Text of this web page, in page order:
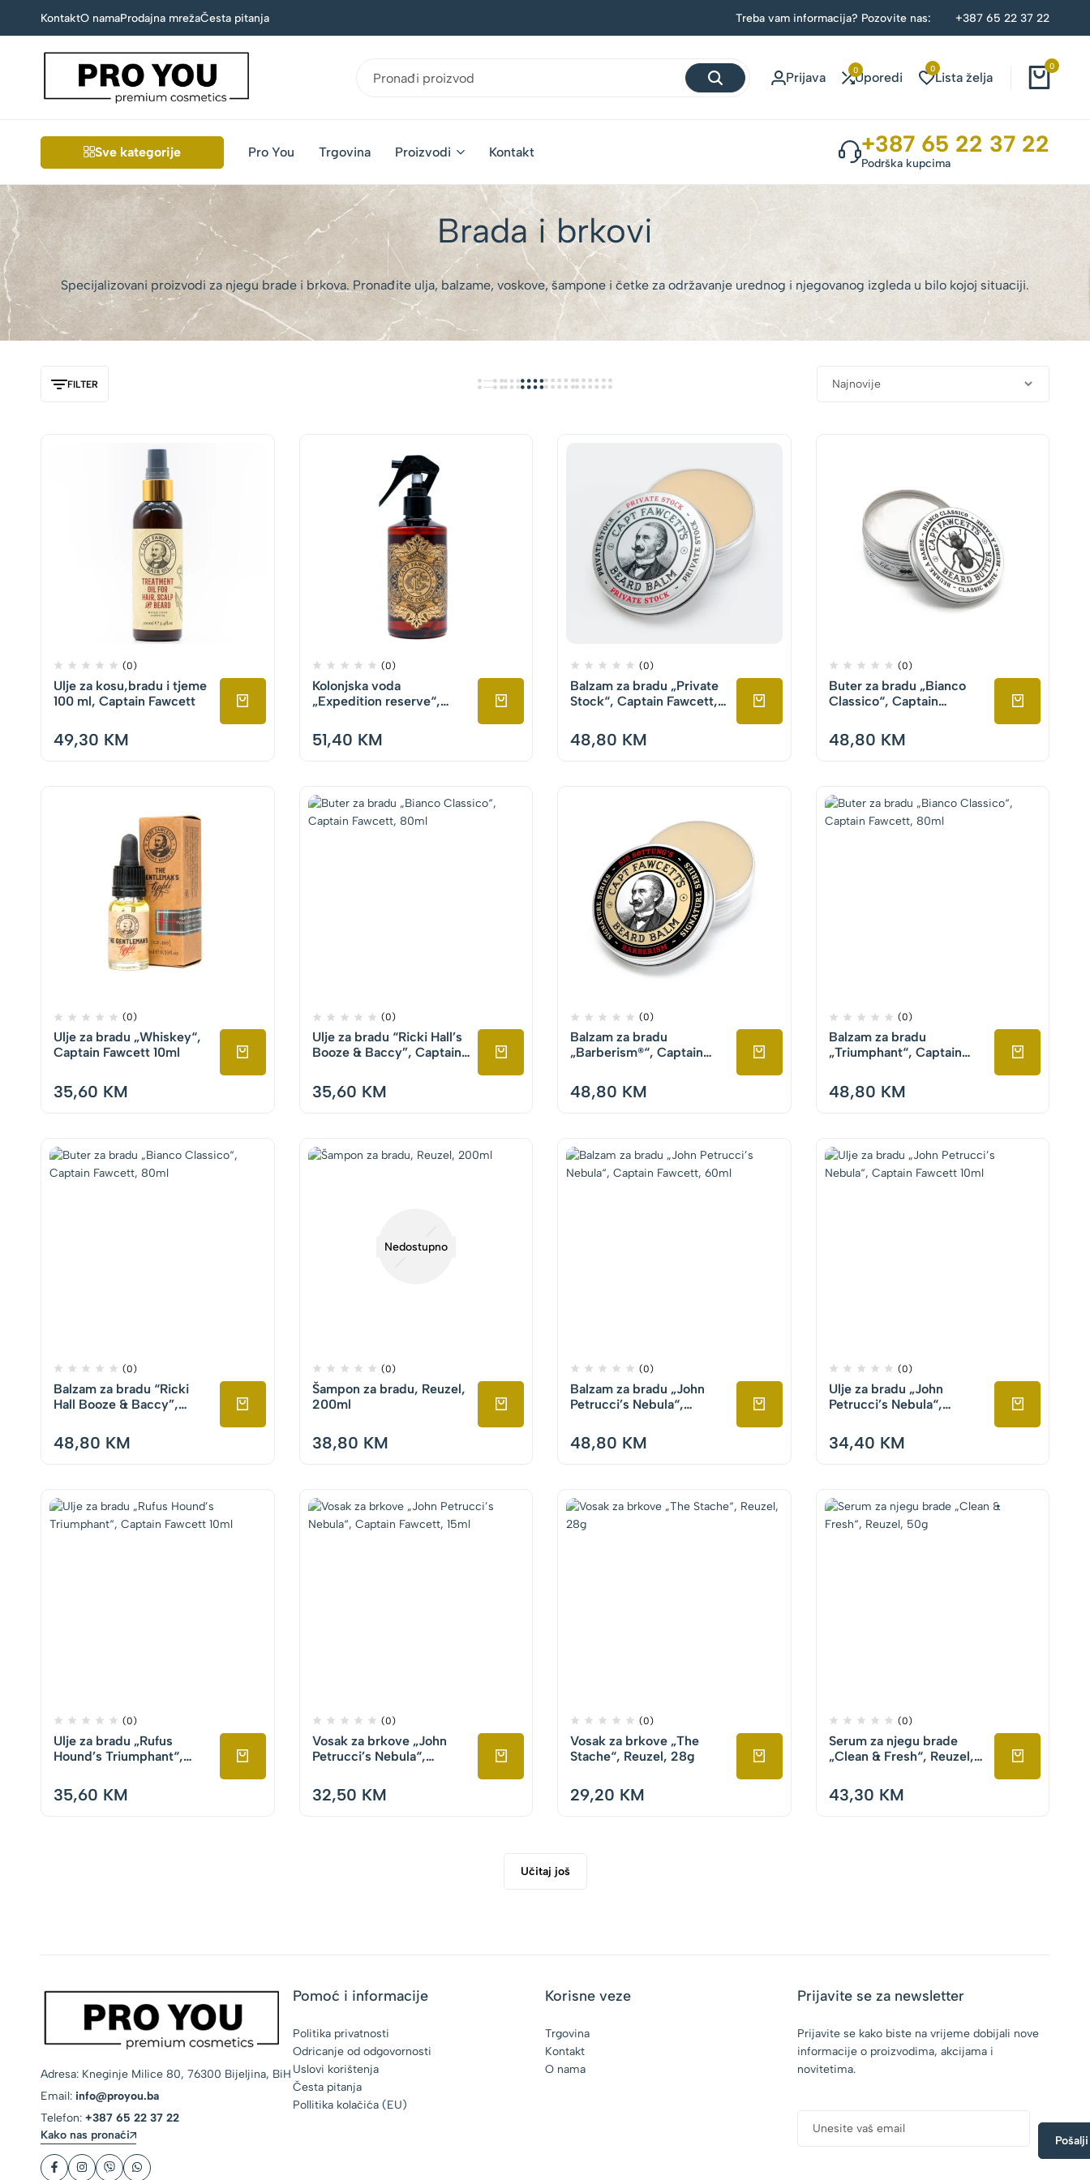
KontaktO namaProdajna mrežaČesta pitanja Treba vam informacija? Pozovite nas: +387 65 22 37 22
ženska
kozmetika
Prijava 0Uporedi
0
Lista želja
0
Sve kategorije Pro You Trgovina Proizvodi Kontakt +387 65 22 37 22
Podrška kupcima
Brada i brkovi
Specijalizovani proizvodi za njegu brade i brkova. Pronađite ulja, balzame, voskove, šampone i četke za održavanje urednog i njegovanog izgleda u bilo kojoj situaciji.
FILTER
(0)
Ulje za kosu,bradu i tjeme
100 ml, Captain Fawcett
49,30 KM
(0)
Kolonjska voda
„Expedition reserve“,
51,40 KM
(0)
Balzam za bradu „Private
Stock“, Captain Fawcett,
48,80 KM
(0)
Buter za bradu „Bianco
Classico“, Captain
48,80 KM
(0)
Ulje za bradu „Whiskey“,
Captain Fawcett 10ml
35,60 KM
(0)
Ulje za bradu “Ricki Hall’s
Booze & Baccy”, Captain
35,60 KM
(0)
Balzam za bradu
„Barberism®“, Captain
48,80 KM
(0)
Balzam za bradu
„Triumphant“, Captain
48,80 KM
(0)
Balzam za bradu “Ricki
Hall Booze & Baccy”,
48,80 KM
Nedostupno
(0)
Šampon za bradu, Reuzel,
200ml
38,80 KM
(0)
Balzam za bradu „John
Petrucci’s Nebula“,
48,80 KM
(0)
Ulje za bradu „John
Petrucci’s Nebula“,
34,40 KM
(0)
Ulje za bradu „Rufus
Hound’s Triumphant“,
35,60 KM
(0)
Vosak za brkove „John
Petrucci’s Nebula“,
32,50 KM
(0)
Vosak za brkove „The
Stache“, Reuzel, 28g
29,20 KM
(0)
Serum za njegu brade
„Clean & Fresh“, Reuzel,
43,30 KM
Učitaj još
Adresa: Kneginje Milice 80, 76300 Bijeljina, BiH
Email: info@proyou.ba
Telefon: +387 65 22 37 22
Kako nas pronaći
Pomoć i informacije
Politika privatnosti
Odricanje od odgovornosti
Uslovi korištenja
Česta pitanja
Pollitika kolačića (EU)
Korisne veze
Trgovina
Kontakt
O nama
Prijavite se za newsletter
Prijavite se kako biste na vrijeme dobijali nove
informacije o proizvodima, akcijama i
novitetima.